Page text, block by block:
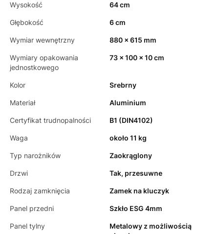
Wysokość 64 cm
Głębokość 6 cm
Wymiar wewnętrzny 880 x 615 mm
Wymiary opakowania
jednostkowego
73 x 100 x 10 cm
Kolor Srebrny
Materiał Aluminium
Certyfikat trudnopalności B1 (DIN4102)
Waga około 11 kg
Typ narożników Zaokrąglony
Drzwi Tak, przesuwne
Rodzaj zamknięcia Zamek na kluczyk
Panel przedni Szkło ESG 4mm
Panel tylny
Metalowy z możliwością